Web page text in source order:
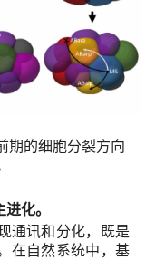
期的细胞分裂方向
化。
通讯和分化，既是
在自然系统中，基